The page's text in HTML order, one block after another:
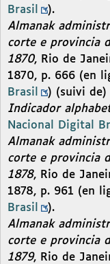
Brasil
).
Almanak
corte e provincia
1870, Rio de
1870, p. 666 (en
Brasil
) (suivi de)
Indicador
Nacional Digital
Almanak
corte e provincia
1878, Rio de
1878, p. 961 (en
Brasil
).
Almanak
corte e provincia
1879, Rio de